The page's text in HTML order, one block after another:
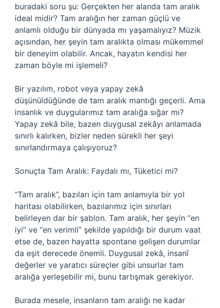
buradaki soru şu: Gerçekten her alanda tam aralık
ideal midir? Tam aralığın her zaman güçlü ve
anlamlı olduğu bir dünyada mı yaşamalıyız? Müzik
açısından, her şeyin tam aralıkta olması mükemmel
bir deneyim olabilir. Ancak, hayatın kendisi her
zaman böyle mi işlemeli?
Bir yazılım, robot veya yapay zekâ
düşünüldüğünde de tam aralık mantığı geçerli. Ama
insanlık ve duygularımız tam aralığa sığar mı?
Yapay zekâ bile, bazen duygusal zekâyı anlamada
sınırlı kalırken, bizler neden sürekli her şeyi
sınırlandırmaya çalışıyoruz?
Sonuçta Tam Aralık: Faydalı mı, Tüketici mi?
“Tam aralık”, bazıları için tam anlamıyla bir yol
haritası olabilirken, bazılarımız için sınırları
belirleyen dar bir şablon. Tam aralık, her şeyin “en
iyi” ve “en verimli” şekilde yapıldığı bir durum vaat
etse de, bazen hayatta spontane gelişen durumlar
da eşit derecede önemli. Duygusal zekâ, insanî
değerler ve yaratıcı süreçler gibi unsurlar tam
aralığa yerleşebilir mi, bunu tartışmak gerekiyor.
Burada mesele, insanların tam aralığı ne kadar